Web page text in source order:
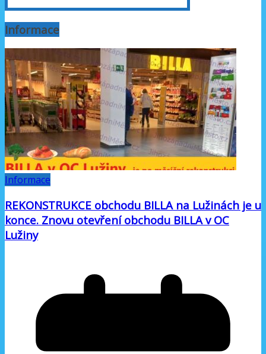
Informace
Informace
REKONSTRUKCE obchodu BILLA na Lužinách je u
konce. Znovu otevření obchodu BILLA v OC
Lužiny